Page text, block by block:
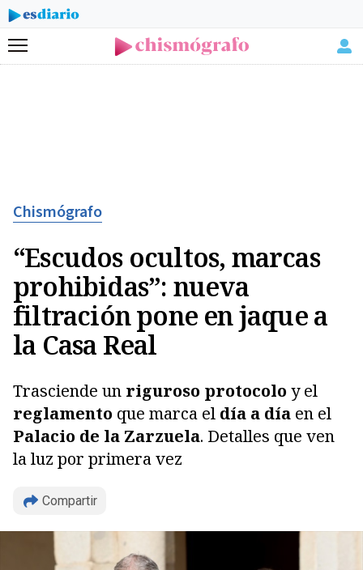
Menú
Chismógrafo
“Escudos ocultos, marcas
prohibidas”: nueva
filtración pone en jaque a
la Casa Real
Trasciende un riguroso protocolo y el
reglamento que marca el día a día en el
Palacio de la Zarzuela. Detalles que ven
la luz por primera vez
Compartir